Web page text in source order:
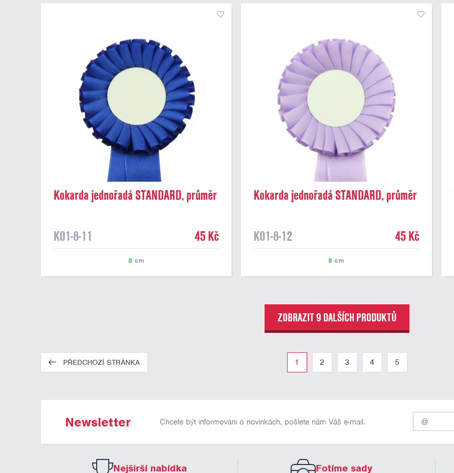
Kokarda jednořadá STANDARD, průměr
K01-8-11
45 Kč
8 cm
Kokarda jednořadá STANDARD, průměr
K01-8-12
45 Kč
8 cm
ZOBRAZIT 9 DALŠÍCH PRODUKTŮ
PŘEDCHOZÍ STRÁNKA 1 2 3 4 5
Newsletter Chcete být informováni o novinkách, pošlete nám Váš e-mail.
Pro
odběr
našich
novinek
Nejširší nabídka Fotíme sady